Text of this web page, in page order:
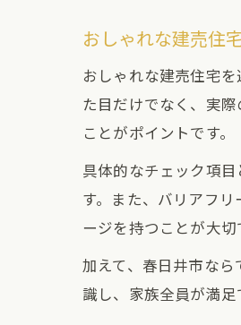
おしゃれな建売住
おしゃれな建売住宅
た目だけでなく、実
ことがポイントです。
具体的なチェック項
す。また、バリアフ
ージを持つことが大切
加えて、春日井市な
識し、家族全員が満足